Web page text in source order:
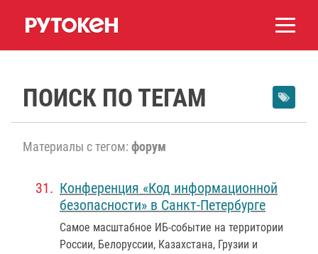
ПОИСК ПО ТЕГАМ
Материалы с тегом: форум
Конференция «Код информационной
безопасности» в Санкт-Петербурге
Самое масштабное ИБ-событие на территории
России, Белоруссии, Казахстана, Грузии и